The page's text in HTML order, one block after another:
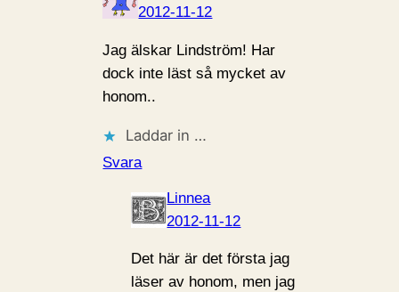
2012-11-12
Jag älskar Lindström! Har
dock inte läst så mycket av
honom..
Laddar in …
Svara
Linnea
2012-11-12
Det här är det första jag
läser av honom, men jag